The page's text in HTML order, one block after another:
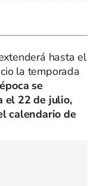
hasta el
la temporada
se
el 22 de julio,
calendario de